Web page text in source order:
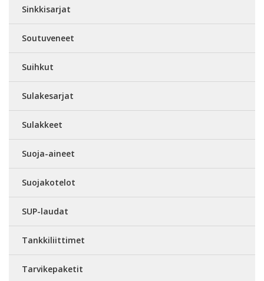
Sinkkisarjat
Soutuveneet
Suihkut
Sulakesarjat
Sulakkeet
Suoja-aineet
Suojakotelot
SUP-laudat
Tankkiliittimet
Tarvikepaketit